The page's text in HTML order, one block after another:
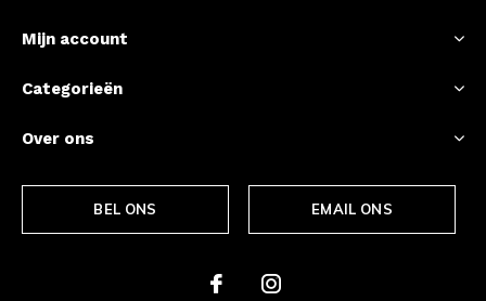
Mijn account
Categorieën
Over ons
BEL ONS EMAIL ONS